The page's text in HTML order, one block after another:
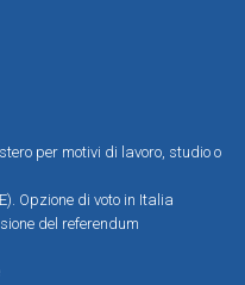
per motivi di lavoro, studio o
Opzione di voto in Italia
del referendum